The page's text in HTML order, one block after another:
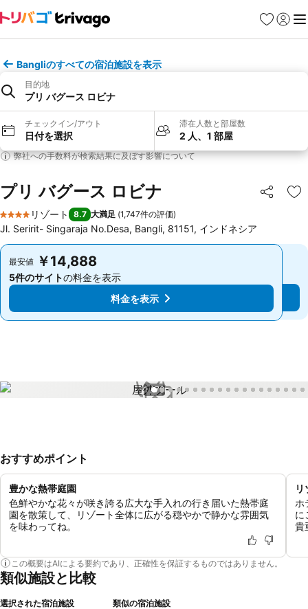
お気に入り
ログイ
メ
Bangliのすべての宿泊施設を表示
目的地
プリ バグース ロビナ
チェックイン/アウト
日付を選択
滞在人数と部屋数
2 人、1 部屋
弊社への手数料が検索結果に及ぼす影響について
プリ バグース ロビナ シェア
お
4 ホテルのランク
リゾート 8.7 大満足 (1,747件の評価)
Jl. Seririt- Singaraja No.Desa, Bangli, 81151, インドネシア
最安値 ￥14,888
5件のサイトの料金を表示
料金を表示
最安値 ￥14,888
5件のサイトの料金を表示
料金を表示
1 / 70
おすすめポイント
豊かな熱帯庭園
色鮮やかな花々が咲き誇る広大な手入れの行き届いた熱帯庭
園を散策して、リゾート全体に広がる穏やかで静かな雰囲気
を味わってね。
ホ
に
貴
この概要はAIによる要約であり、正確性を保証するものではありません。
類似施設と比較
選択された宿泊施設 類似の宿泊施設